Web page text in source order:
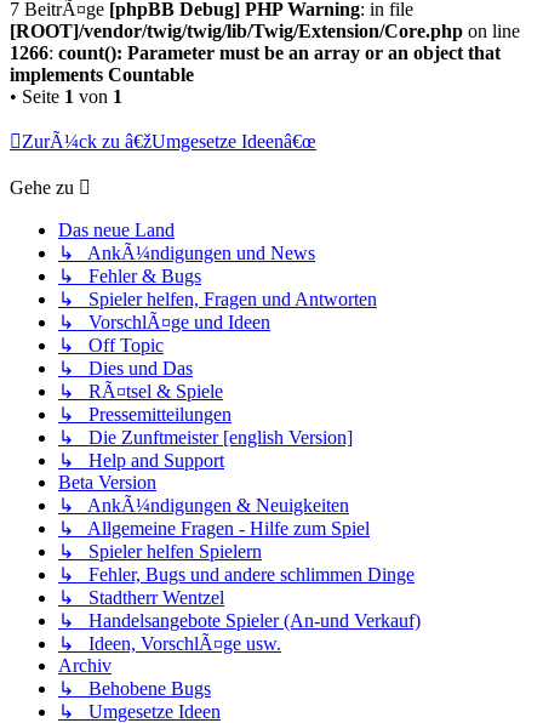
7 BeitrÃ¤ge [phpBB Debug] PHP Warning: in file
[ROOT]/vendor/twig/twig/lib/Twig/Extension/Core.php on line
1266: count(): Parameter must be an array or an object that
implements Countable
• Seite 1 von 1
ZurÃ¼ck zu â€žUmgesetze Ideenâ€œ
Gehe zu
Das neue Land
↳ AnkÃ¼ndigungen und News
↳ Fehler & Bugs
↳ Spieler helfen, Fragen und Antworten
↳ VorschlÃ¤ge und Ideen
↳ Off Topic
↳ Dies und Das
↳ RÃ¤tsel & Spiele
↳ Pressemitteilungen
↳ Die Zunftmeister [english Version]
↳ Help and Support
Beta Version
↳ AnkÃ¼ndigungen & Neuigkeiten
↳ Allgemeine Fragen - Hilfe zum Spiel
↳ Spieler helfen Spielern
↳ Fehler, Bugs und andere schlimmen Dinge
↳ Stadtherr Wentzel
↳ Handelsangebote Spieler (An-und Verkauf)
↳ Ideen, VorschlÃ¤ge usw.
Archiv
↳ Behobene Bugs
↳ Umgesetze Ideen